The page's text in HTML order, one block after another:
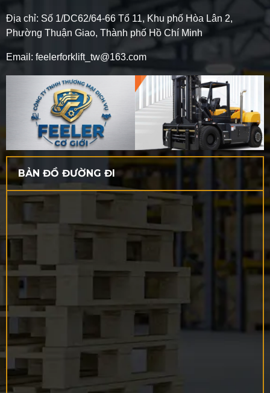
Địa chỉ: Số 1/DC62/64-66 Tổ 11, Khu phố Hòa Lân 2,
Phường Thuận Giao, Thành phố Hồ Chí Minh
Email: feelerforklift_tw@163.com
BẢN ĐỒ ĐƯỜNG ĐI